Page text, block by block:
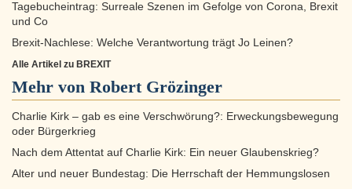
Tagebucheintrag: Surreale Szenen im Gefolge von Corona, Brexit
und Co
Brexit-Nachlese: Welche Verantwortung trägt Jo Leinen?
Alle Artikel zu BREXIT
Mehr von Robert Grözinger
Charlie Kirk – gab es eine Verschwörung?: Erweckungsbewegung
oder Bürgerkrieg
Nach dem Attentat auf Charlie Kirk: Ein neuer Glaubenskrieg?
Alter und neuer Bundestag: Die Herrschaft der Hemmungslosen